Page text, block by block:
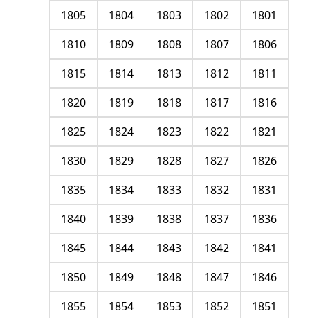
1801
1802
1803
1804
1805
1806
1807
1808
1809
1810
1811
1812
1813
1814
1815
1816
1817
1818
1819
1820
1821
1822
1823
1824
1825
1826
1827
1828
1829
1830
1831
1832
1833
1834
1835
1836
1837
1838
1839
1840
1841
1842
1843
1844
1845
1846
1847
1848
1849
1850
1851
1852
1853
1854
1855